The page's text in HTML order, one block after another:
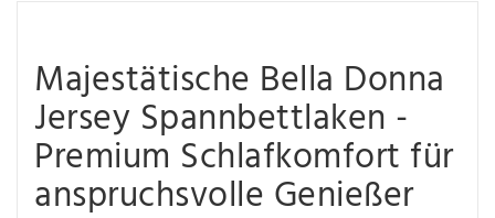
Majestätische Bella Donna
Jersey Spannbettlaken -
Premium Schlafkomfort für
anspruchsvolle Genießer